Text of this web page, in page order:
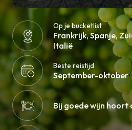
Op je bucketlist
Frankrijk, Spanje,
Italië
Beste reistijd
September-oktober
Bij goede wijn hoort